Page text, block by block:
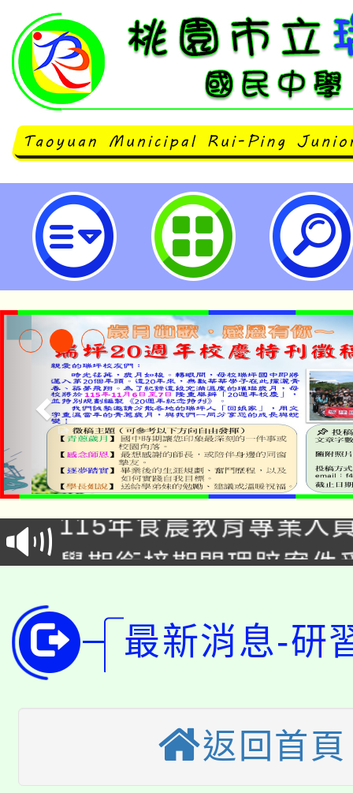
轉知台灣展翅協會辦理「2024年
際研討會」簡章一份，歡迎報名參
園市立瑞坪國民中學
淨零綠生活教案入校路
會
115年食農教育專業人
程
學期銜接期間理賠案件
版
公告本校115學年度第
代理(課)教師甄選結果(
「2026金融保險知識
車」活動
桃園市115學年度學生
生本土語及新住民語歌
公告本校115學年度第
最新消息-研
返回首頁